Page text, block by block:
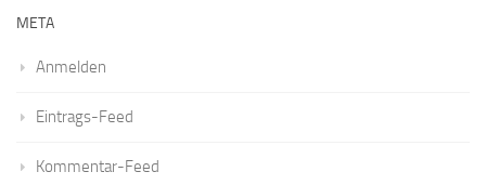
META
Anmelden
Eintrags-Feed
Kommentar-Feed